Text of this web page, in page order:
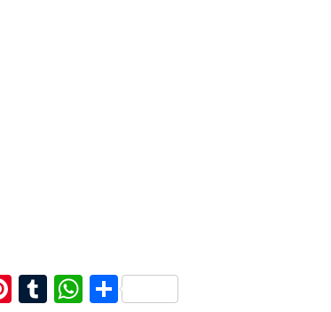
Pi T W C